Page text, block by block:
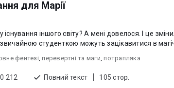
для Марії
існування іншого світу? А мені довелося. І це
студенткою можуть зацікавитися в
фентезі,перевертні та маги,потрапляка
212 Повний текст 105 стор.